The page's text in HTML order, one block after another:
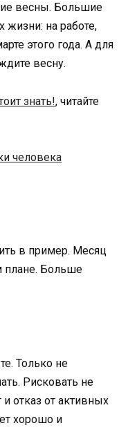
весны. Большие
жизни: на работе,
этого года. А для
весну.
знать!, читайте
человека
в пример. Месяц
плане. Больше
Только не
Рисковать не
отказ от активных
хорошо и